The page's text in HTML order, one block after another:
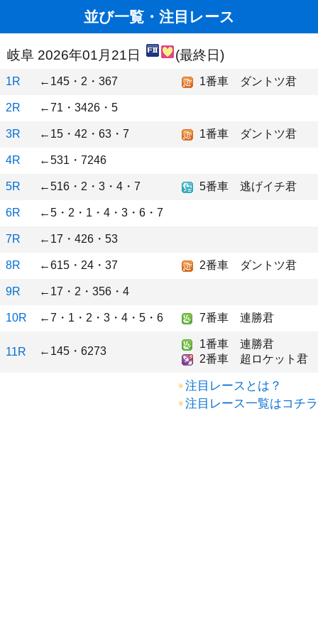
並び一覧・注目レース
岐阜 2026年01月21日 (最終日)
1R ←145・2・367 1番車 ダントツ君
2R ←71・3426・5
3R ←15・42・63・7 1番車 ダントツ君
4R ←531・7246
5R ←516・2・3・4・7 5番車 逃げイチ君
6R ←5・2・1・4・3・6・7
7R ←17・426・53
8R ←615・24・37 2番車 ダントツ君
9R ←17・2・356・4
10R ←7・1・2・3・4・5・6 7番車 連勝君
11R ←145・6273
1番車 連勝君
2番車 超ロケット君
注目レースとは？
注目レース一覧はコチラ